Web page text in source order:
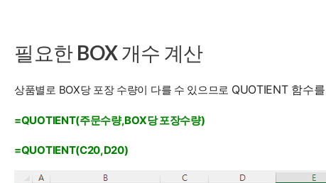
필요한 BOX 개수 계산
상품별로 BOX당 포장 수량이 다를 수 있으므로 QUOTIENT 함수
=QUOTIENT(주문수량,BOX당 포장수량)
=QUOTIENT(C20,D20)